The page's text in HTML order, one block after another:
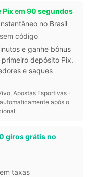
em 90 segundos
no Brasil
código
e ganhe bônus
depósito Pix.
e saques
Apostas Esportivas ·
após o
giros grátis no
taxas